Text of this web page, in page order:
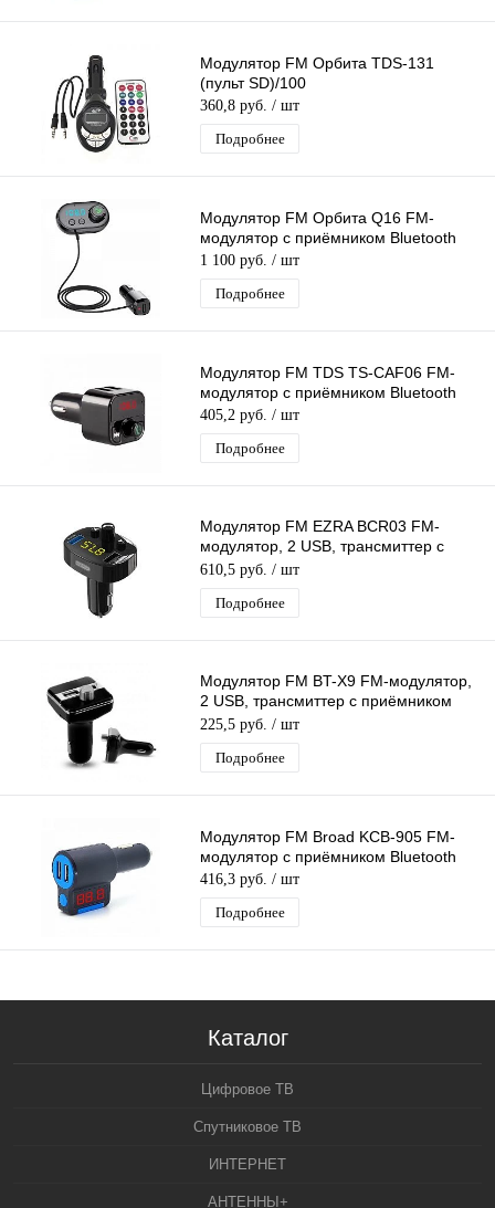
Модулятор FM Орбита TDS-131
(пульт SD)/100
360,8 руб. / шт
Подробнее
Модулятор FM Орбита Q16 FM-
модулятор с приёмником Bluetooth
1 100 руб. / шт
Подробнее
Модулятор FM TDS TS-CAF06 FM-
модулятор с приёмником Bluetooth
405,2 руб. / шт
Подробнее
Модулятор FM EZRA BCR03 FM-
модулятор, 2 USB, трансмиттер с
приёмником Bluetooth
610,5 руб. / шт
Подробнее
Модулятор FM BT-X9 FM-модулятор,
2 USB, трансмиттер с приёмником
Bluetooth
225,5 руб. / шт
Подробнее
Модулятор FM Broad KCB-905 FM-
модулятор с приёмником Bluetooth
416,3 руб. / шт
Подробнее
Каталог
Цифровое ТВ
Спутниковое ТВ
ИНТЕРНЕТ
АНТЕННЫ+